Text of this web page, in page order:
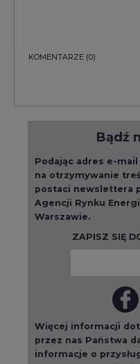
KOMENTARZE (0)
Bądź
Podając adres e-
na otrzymywanie
postaci newslettera
Agencji Rynku
Warszawie.
ZAPISZ SIĘ
Więcej informacji
przez nas Państwa
informacje o